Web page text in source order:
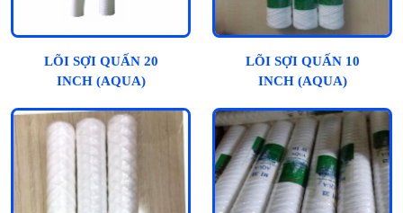
LÕI SỢI QUẤN 20
INCH (AQUA)
LÕI SỢI QUẤN 10
INCH (AQUA)